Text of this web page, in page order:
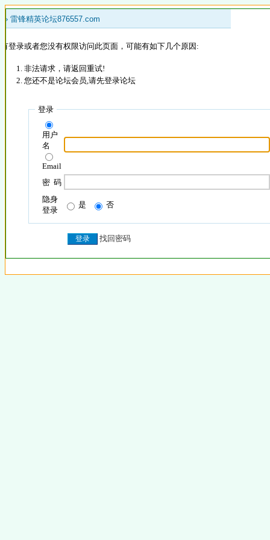
» 雷锋精英论坛876557.com
登录或者您没有权限访问此页面，可能有如下几个原因:
非法请求，请返回重试!
您还不是论坛会员,请先登录论坛
登录
用户
名
Email
密 码
隐身
登录
是 否
找回密码